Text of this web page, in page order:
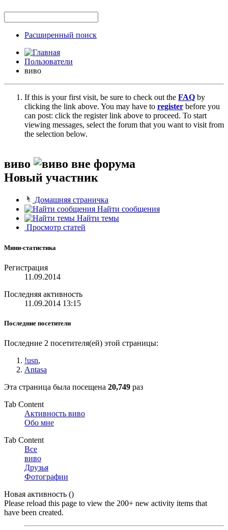
Расширенный поиск
Пользователи
виво
If this is your first visit, be sure to check out the FAQ by
clicking the link above. You may have to register before you
can post: click the register link above to proceed. To start
viewing messages, select the forum that you want to visit from
the selection below.
виво
Новый участник
Домашняя страничка
Найти сообщения
Найти темы
Просмотр статей
Мини-статистика
Регистрация
11.09.2014
Последняя активность
11.09.2014 13:15
Последние посетители
Последние 2 посетителя(ей) этой страницы:
!usn,
Antasa
Эта страница была посещена 20,749 раз
Tab Content
Активность виво
Обо мне
Tab Content
Все
виво
Друзья
Фотографии
Новая активность ()
Please reload this page to view the 200+ new activity items that
have been created.